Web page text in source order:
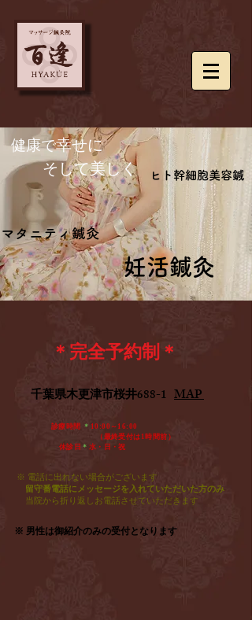
妊活鍼灸
妊活鍼灸
マタニティ鍼灸
マタニティ鍼灸
​健康で幸せに
​ そして美しく
ヒト幹細胞美容鍼
ヒト幹細胞美容鍼
＊完全予約制＊
​千葉県木更津市桜井688-1 MAP
診療時間 ＊ 10:00～16:00
​ （最終受付は1時間前）
休診日 ＊ 水・日・祝​
※ 電話に出れない場合がございます
留守番電話にメッセージを入れていただいた方のみ
当院から折り返しお電話させていただきます
※ 男性は御紹介のみの受付となります